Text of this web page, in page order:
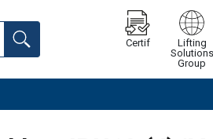
Certif
Lifting
Solutions
Group
Verder winkelen